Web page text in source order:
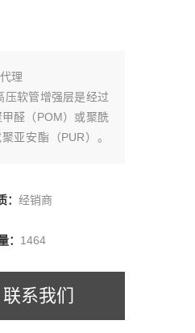
理
压软管增强层是经过
醛（POM）或聚酰
亚安酯（PUR）。
： 经销商
： 1464
联系我们